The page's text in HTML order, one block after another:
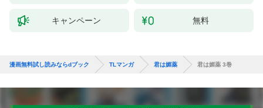
キャンペーン 無料
漫画無料試し読みならdブック TLマンガ 君は媚薬 君は媚薬 3巻